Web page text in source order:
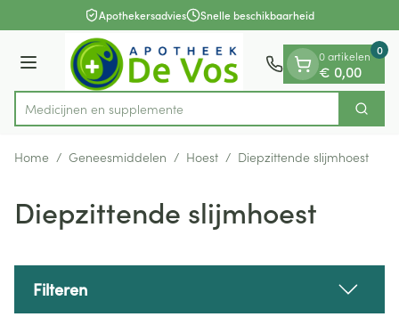
Ga naar de inhoudApothekersadvies Snelle beschikbaarheid
Menu
Product, merk, categorie...
Med Zoek
0 artikelen
€ 0,00
0
Home / Geneesmiddelen / Hoest / Diepzittende slijmhoest
Diepzittende slijmhoest
Filteren